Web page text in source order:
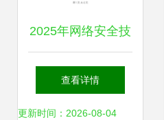
2025年网络安全技
术服务合同 构建数
字时代的安全堡垒
查看详情
更新时间：2026-08-04